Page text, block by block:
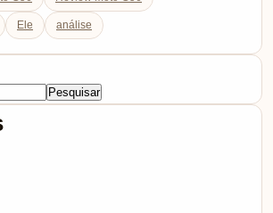
Ele análise
Pesquisar